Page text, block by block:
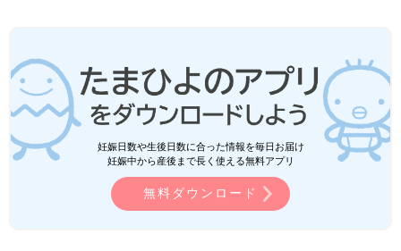
ファン心をくすぐる人気アイテムが多数販売中♪
西松屋では、ハローキティやクロミ、マイメロディなど、サンリ
オの人気キャラクターがデザインされたアイテムが多数販売され
ています。服はもちろん、バッグやハンカチなどの小物類も充実
しており、どれもファン心をくすぐるものばかり。サンリオコラ
ボのアイテムは人気が高く、すぐに完売してしまうことが多いた
め、ぜひ早めにチェックしてくださいね♪
妊娠日数や生後日数に合った情報を毎日お届け
妊娠中から産後まで長く使える無料アプリ
無料ダウンロード